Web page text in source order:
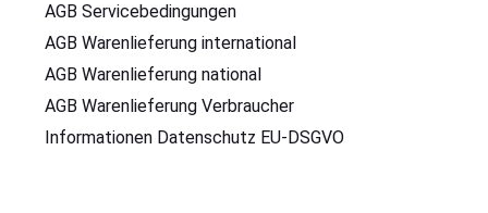
AGB Servicebedingungen
AGB Warenlieferung international
AGB Warenlieferung national
AGB Warenlieferung Verbraucher
Informationen Datenschutz EU-DSGVO